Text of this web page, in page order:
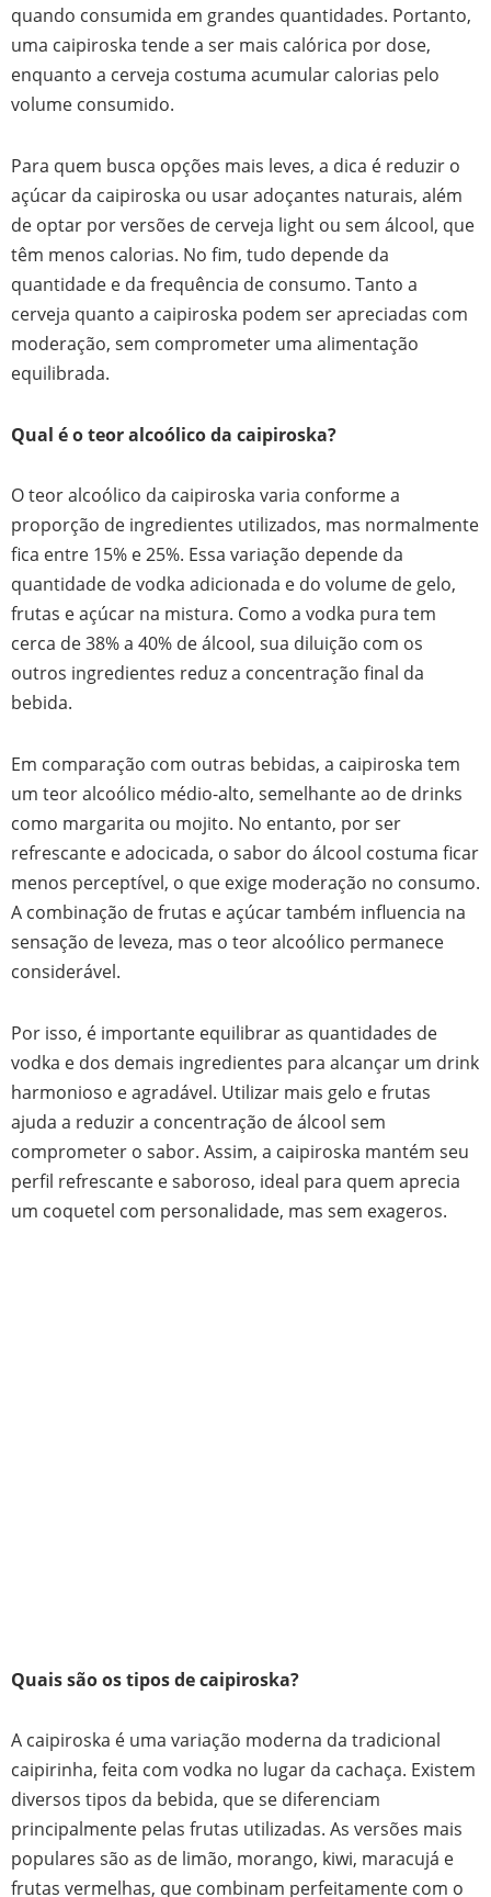
quando consumida em grandes quantidades. Portanto,
uma caipiroska tende a ser mais calórica por dose,
enquanto a cerveja costuma acumular calorias pelo
volume consumido.
Para quem busca opções mais leves, a dica é reduzir o
açúcar da caipiroska ou usar adoçantes naturais, além
de optar por versões de cerveja light ou sem álcool, que
têm menos calorias. No fim, tudo depende da
quantidade e da frequência de consumo. Tanto a
cerveja quanto a caipiroska podem ser apreciadas com
moderação, sem comprometer uma alimentação
equilibrada.
Qual é o teor alcoólico da caipiroska?
O teor alcoólico da caipiroska varia conforme a
proporção de ingredientes utilizados, mas normalmente
fica entre 15% e 25%. Essa variação depende da
quantidade de vodka adicionada e do volume de gelo,
frutas e açúcar na mistura. Como a vodka pura tem
cerca de 38% a 40% de álcool, sua diluição com os
outros ingredientes reduz a concentração final da
bebida.
Em comparação com outras bebidas, a caipiroska tem
um teor alcoólico médio-alto, semelhante ao de drinks
como margarita ou mojito. No entanto, por ser
refrescante e adocicada, o sabor do álcool costuma ficar
menos perceptível, o que exige moderação no consumo.
A combinação de frutas e açúcar também influencia na
sensação de leveza, mas o teor alcoólico permanece
considerável.
Por isso, é importante equilibrar as quantidades de
vodka e dos demais ingredientes para alcançar um drink
harmonioso e agradável. Utilizar mais gelo e frutas
ajuda a reduzir a concentração de álcool sem
comprometer o sabor. Assim, a caipiroska mantém seu
perfil refrescante e saboroso, ideal para quem aprecia
um coquetel com personalidade, mas sem exageros.
Quais são os tipos de caipiroska?
A caipiroska é uma variação moderna da tradicional
caipirinha, feita com vodka no lugar da cachaça. Existem
diversos tipos da bebida, que se diferenciam
principalmente pelas frutas utilizadas. As versões mais
populares são as de limão, morango, kiwi, maracujá e
frutas vermelhas, que combinam perfeitamente com o